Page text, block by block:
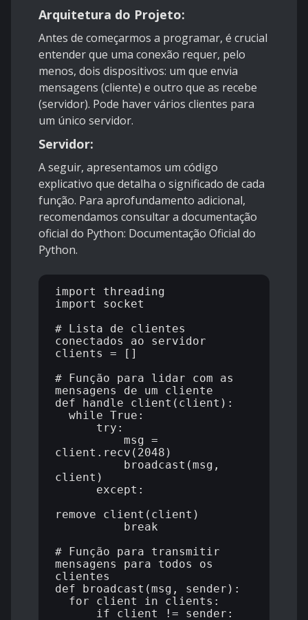
Arquitetura do Projeto:
Antes de começarmos a programar, é crucial
entender que uma conexão requer, pelo
menos, dois dispositivos: um que envia
mensagens (cliente) e outro que as recebe
(servidor). Pode haver vários clientes para
um único servidor.
Servidor:
A seguir, apresentamos um código
explicativo que detalha o significado de cada
função. Para aprofundamento adicional,
recomendamos consultar a documentação
oficial do Python: Documentação Oficial do
Python.
import threading
import socket
# Lista de clientes
conectados ao servidor
clients = []
# Função para lidar com as
mensagens de um cliente
def handle_client(client):
client.recv(2048)
client)
remove_client(client)
# Função para transmitir
mensagens para todos os
clientes
def broadcast(msg, sender):